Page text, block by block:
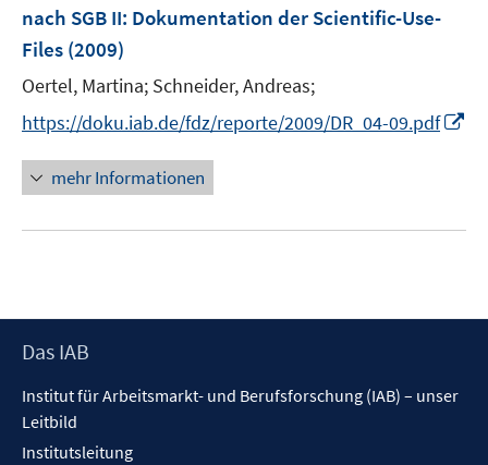
nach SGB II: Dokumentation der Scientific-Use-
Files (2009)
Oertel, Martina; Schneider, Andreas;
https://doku.iab.de/fdz/reporte/2009/DR_04-09.pdf
u
mehr Informationen
Footer
Das IAB
Institut für Arbeitsmarkt- und Berufsforschung (IAB) – unser
Leitbild
Institutsleitung